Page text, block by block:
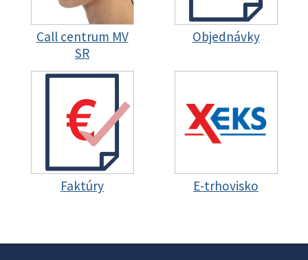
Call centrum MV
SR
Objednávky
Faktúry E-trhovisko